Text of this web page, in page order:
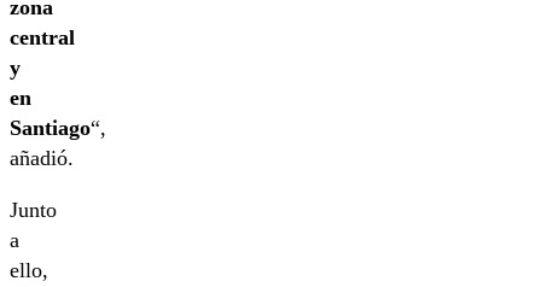
zona
central
y
en
Santiago“,
añadió.
Junto
a
ello,